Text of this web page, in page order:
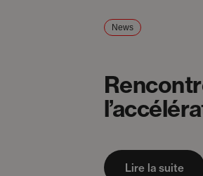
News
Lire la suite